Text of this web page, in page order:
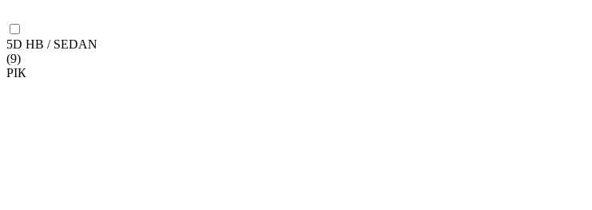
5D HB / SEDAN
(9)
РІК